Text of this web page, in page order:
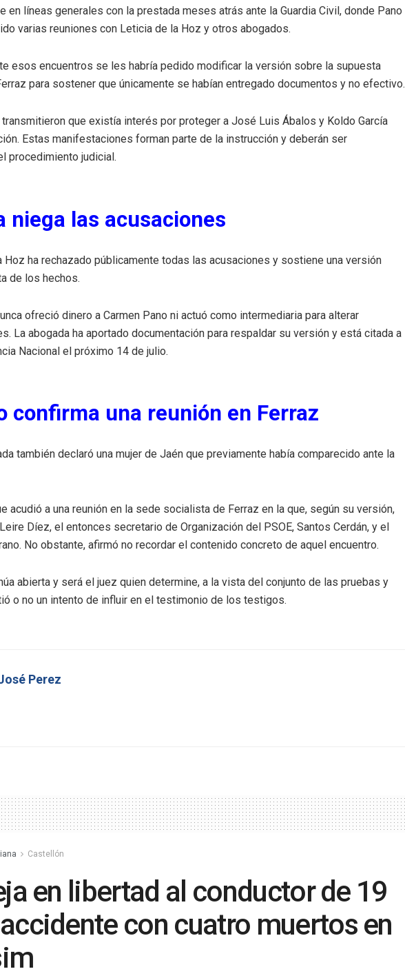
en líneas generales con la prestada meses atrás ante la Guardia Civil, donde Pano
varias reuniones con Leticia de la Hoz y otros abogados.
esos encuentros se les habría pedido modificar la versión sobre la supuesta
para sostener que únicamente se habían entregado documentos y no efectivo.
que existía interés por proteger a José Luis Ábalos y Koldo García
Estas manifestaciones forman parte de la instrucción y deberán ser
procedimiento judicial.
niega las acusaciones
Hoz ha rechazado públicamente todas las acusaciones y sostiene una versión
de los hechos.
ofreció dinero a Carmen Pano ni actuó como intermediaria para alterar
La abogada ha aportado documentación para respaldar su versión y está citada a
Nacional el próximo 14 de julio.
confirma una reunión en Ferraz
también declaró una mujer de Jaén que previamente había comparecido ante la
acudió a una reunión en la sede socialista de Ferraz en la que, según su versión,
Díez, el entonces secretario de Organización del PSOE, Santos Cerdán, y el
No obstante, afirmó no recordar el contenido concreto de aquel encuentro.
abierta y será el juez quien determine, a la vista del conjunto de las pruebas y
o no un intento de influir en el testimonio de los testigos.
Perez
Castellón
en libertad al conductor de 19
con cuatro muertos en